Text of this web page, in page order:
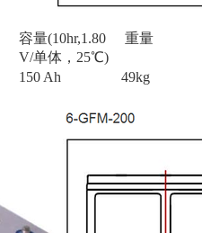
容量(10hr,1.80
V/单体，25℃)
重量
150 Ah 49kg